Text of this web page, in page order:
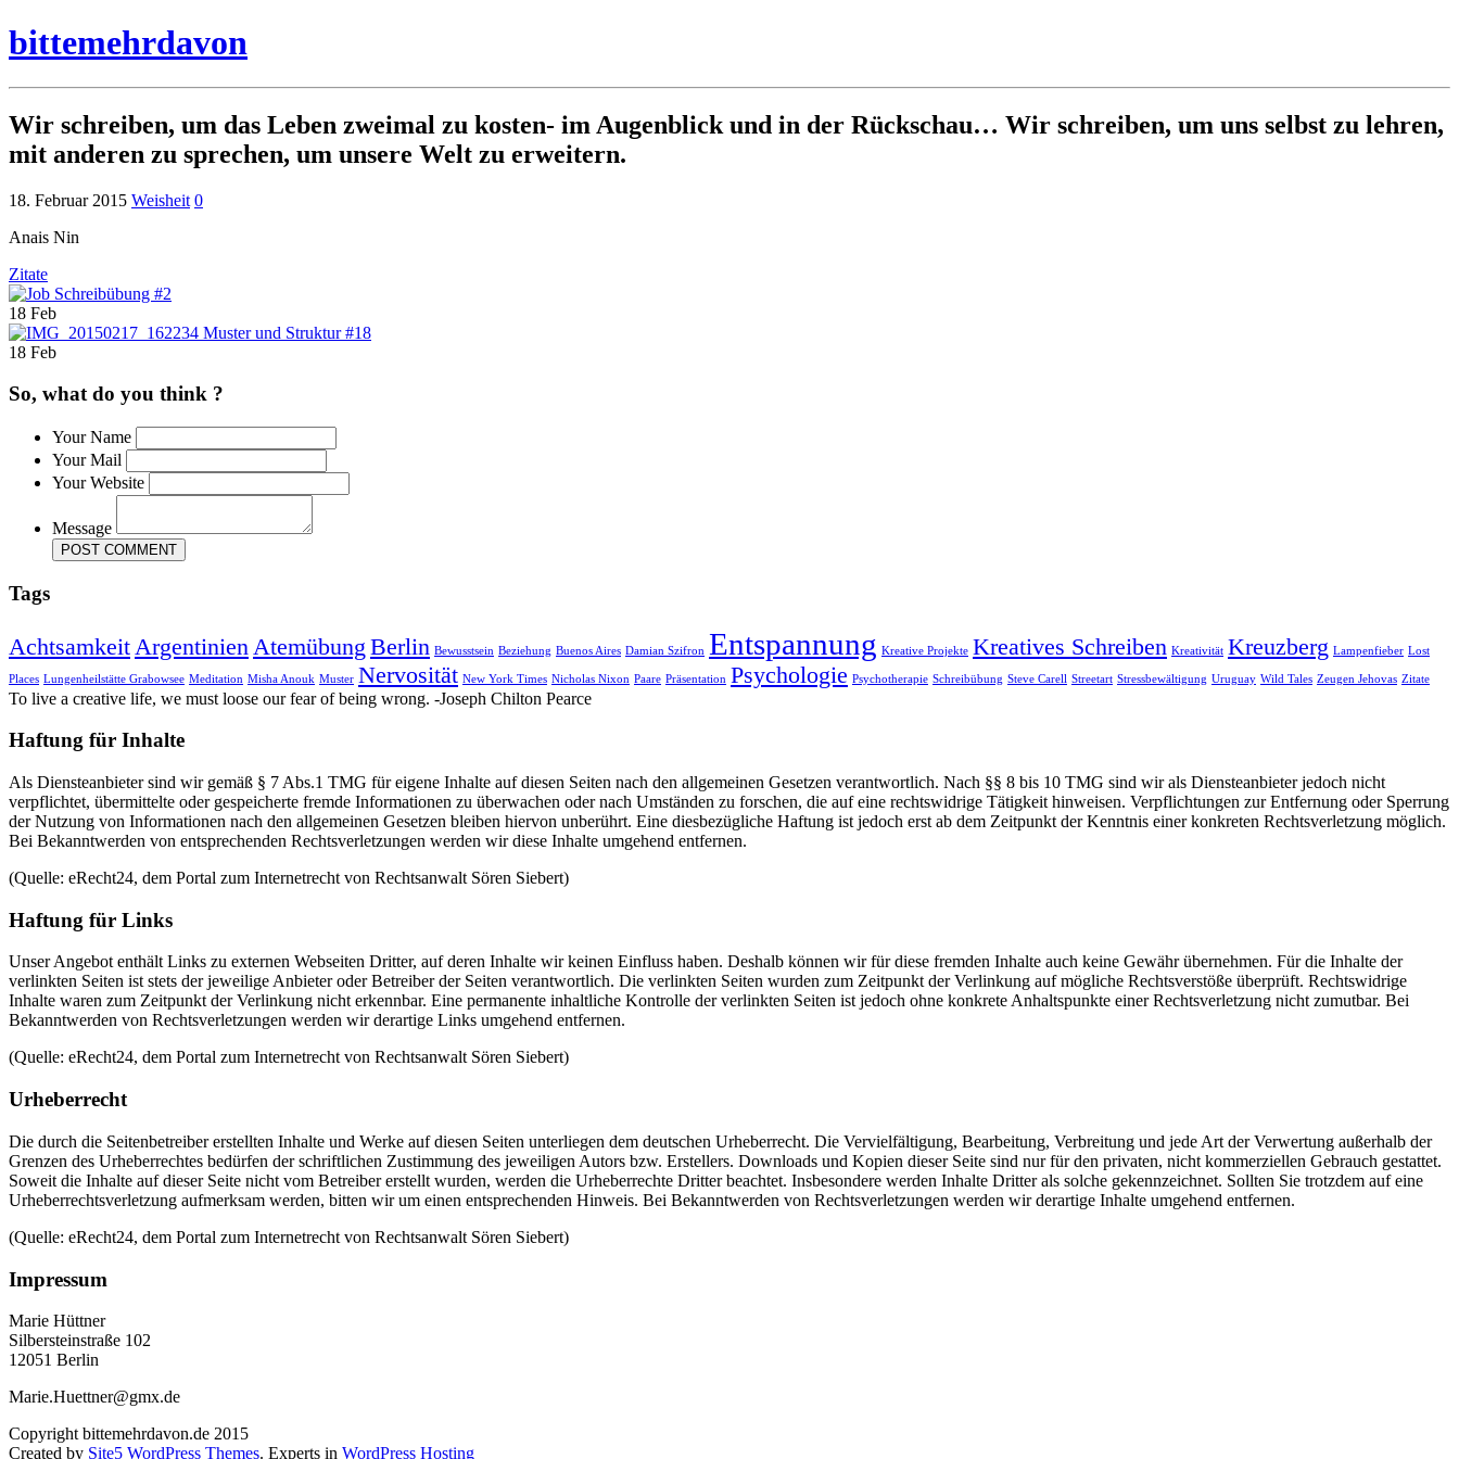
bittemehrdavon
Wir schreiben, um das Leben zweimal zu kosten- im Augenblick und in der Rückschau… Wir schreiben, um uns selbst zu lehren,
mit anderen zu sprechen, um unsere Welt zu erweitern.
18. Februar 2015 Weisheit 0
Anais Nin
Zitate
Schreibübung #2
18 Feb
Muster und Struktur #18
18 Feb
So, what do you think ?
Your Name
Your Mail
Your Website
Message
Tags
Achtsamkeit Argentinien Atemübung Berlin Bewusstsein Beziehung Buenos Aires Damian Szifron Entspannung Kreative Projekte Kreatives Schreiben Kreativität Kreuzberg Lampenfieber Lost
Places Lungenheilstätte Grabowsee Meditation Misha Anouk Muster Nervosität New York Times Nicholas Nixon Paare Präsentation Psychologie Psychotherapie Schreibübung Steve Carell Streetart Stressbewältigung Uruguay Wild Tales Zeugen Jehovas Zitate
To live a creative life, we must loose our fear of being wrong. -Joseph Chilton Pearce
Haftung für Inhalte
Als Diensteanbieter sind wir gemäß § 7 Abs.1 TMG für eigene Inhalte auf diesen Seiten nach den allgemeinen Gesetzen verantwortlich. Nach §§ 8 bis 10 TMG sind wir als Diensteanbieter jedoch nicht
verpflichtet, übermittelte oder gespeicherte fremde Informationen zu überwachen oder nach Umständen zu forschen, die auf eine rechtswidrige Tätigkeit hinweisen. Verpflichtungen zur Entfernung oder Sperrung
der Nutzung von Informationen nach den allgemeinen Gesetzen bleiben hiervon unberührt. Eine diesbezügliche Haftung ist jedoch erst ab dem Zeitpunkt der Kenntnis einer konkreten Rechtsverletzung möglich.
Bei Bekanntwerden von entsprechenden Rechtsverletzungen werden wir diese Inhalte umgehend entfernen.
(Quelle: eRecht24, dem Portal zum Internetrecht von Rechtsanwalt Sören Siebert)
Haftung für Links
Unser Angebot enthält Links zu externen Webseiten Dritter, auf deren Inhalte wir keinen Einfluss haben. Deshalb können wir für diese fremden Inhalte auch keine Gewähr übernehmen. Für die Inhalte der
verlinkten Seiten ist stets der jeweilige Anbieter oder Betreiber der Seiten verantwortlich. Die verlinkten Seiten wurden zum Zeitpunkt der Verlinkung auf mögliche Rechtsverstöße überprüft. Rechtswidrige
Inhalte waren zum Zeitpunkt der Verlinkung nicht erkennbar. Eine permanente inhaltliche Kontrolle der verlinkten Seiten ist jedoch ohne konkrete Anhaltspunkte einer Rechtsverletzung nicht zumutbar. Bei
Bekanntwerden von Rechtsverletzungen werden wir derartige Links umgehend entfernen.
(Quelle: eRecht24, dem Portal zum Internetrecht von Rechtsanwalt Sören Siebert)
Urheberrecht
Die durch die Seitenbetreiber erstellten Inhalte und Werke auf diesen Seiten unterliegen dem deutschen Urheberrecht. Die Vervielfältigung, Bearbeitung, Verbreitung und jede Art der Verwertung außerhalb der
Grenzen des Urheberrechtes bedürfen der schriftlichen Zustimmung des jeweiligen Autors bzw. Erstellers. Downloads und Kopien dieser Seite sind nur für den privaten, nicht kommerziellen Gebrauch gestattet.
Soweit die Inhalte auf dieser Seite nicht vom Betreiber erstellt wurden, werden die Urheberrechte Dritter beachtet. Insbesondere werden Inhalte Dritter als solche gekennzeichnet. Sollten Sie trotzdem auf eine
Urheberrechtsverletzung aufmerksam werden, bitten wir um einen entsprechenden Hinweis. Bei Bekanntwerden von Rechtsverletzungen werden wir derartige Inhalte umgehend entfernen.
(Quelle: eRecht24, dem Portal zum Internetrecht von Rechtsanwalt Sören Siebert)
Impressum
Marie Hüttner
Silbersteinstraße 102
12051 Berlin
Marie.Huettner@gmx.de
Copyright bittemehrdavon.de 2015
Created by Site5 WordPress Themes. Experts in WordPress Hosting